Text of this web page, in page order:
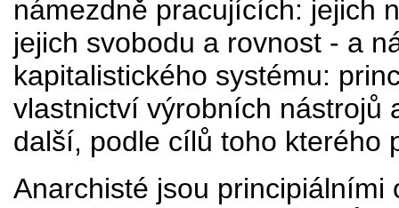
námezdně pracujících: jejich
jejich svobodu a rovnost - a
kapitalistického systému:
vlastnictví výrobních nástrojů
další, podle cílů toho kterého
Anarchisté jsou